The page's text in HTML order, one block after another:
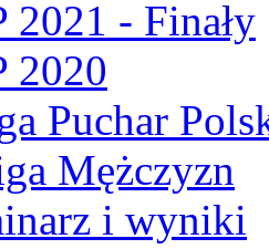
2021 - Finały
2020
Puchar
Mężczyzn
i wyniki